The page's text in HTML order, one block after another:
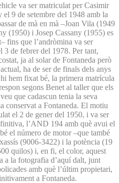
va ser matriculat per Casimir
9 de setembre del 1948 amb la
de mà en mà –Joan Vila (1949
(1950) i Josep Cassany (1955) es
fins que l’andròmina va ser
3 de febrer del 1978. Per tant,
ja al solar de Fontaneda però
ha de ser de finals dels anys
hem fixat bé, la primera matrícula
segons Benet al taller que els
que cadascun tenia la seva
conservat a Fontaneda. El motiu
el 2 de gener del 1950, i va ser
l’AND 194 amb què avui el
el número de motor –que també
(9006-3422) i la potència (19
quilos) i, en fi, el color, aquest
a la fotografia d’aquí dalt, junt
amb què l’últim propietari,
a Fontaneda.